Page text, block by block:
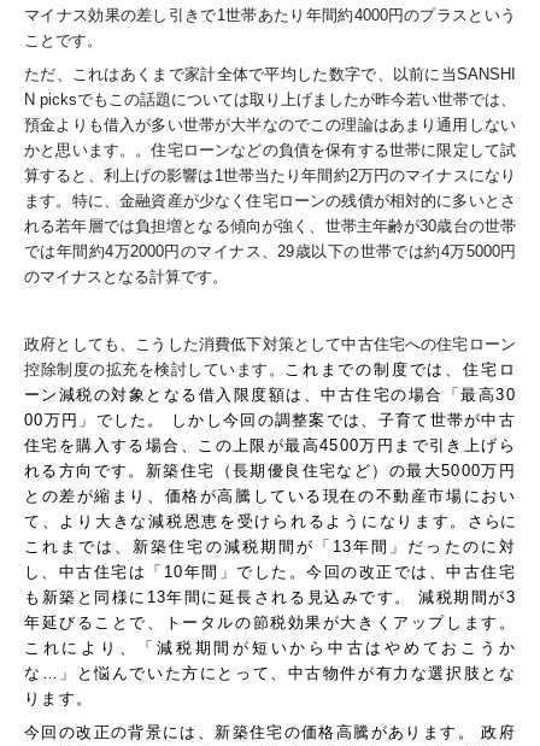
マイナス効果の差し引きで1世帯あたり年間約4000円のプラスという
ことです。
ただ、これはあくまで家計全体で平均した数字で、 以前に当SANSHI
N picksでもこの話題については取り上げましたが昨今若い世帯では、
預金よりも借入が多い世帯が大半なのでこの理論はあまり通用しない
かと思います。。住宅ローンなどの負債を保有する世帯に限定して試
算すると、利上げの影響は1世帯当たり年間約2万円のマイナスになり
ます。特に、金融資産が少なく住宅ローンの残債が相対的に多いとさ
れる若年層では負担増となる傾向が強く、世帯主年齢が30歳台の世帯
では年間約4万2000円のマイナス、29歳以下の世帯では約4万5000円
のマイナスとなる計算です。
政府としても、こうした消費低下対策として中古住宅への住宅ローン
控除制度の拡充を検討しています。
これまでの制度では、住宅ロ
ーン減税 の対象となる借入限度額は、中古住宅の場合「最高30
00万円」でした。 しかし今回の調整案では、 子育て世帯が中古
住宅を購入する場合、この上限が最高4500万円 まで引き上げら
れる方向です。 新築住宅（長期優良住宅など）の最大5000万円
との差が縮まり、価格が高騰している現在の不動産市場におい
て、より大きな減税恩恵を受けられるようになります。 さらに
これまでは、新築住宅の減税期間が「13年間」だったのに対
し、中古住宅は「10年間」でした。今回の改正では、中古住宅
も新築と同様に 13年間に延長 される見込みです。 減税期間が3
年延びることで、トータルの節税効果が大きくアップします。
これにより、「減税期間が短いから中古はやめておこうか
な…」と悩んでいた方にとって、中古物件が有力な選択肢とな
ります。
今回の改正の背景には、 新築住宅の価格高騰 があります。 政府